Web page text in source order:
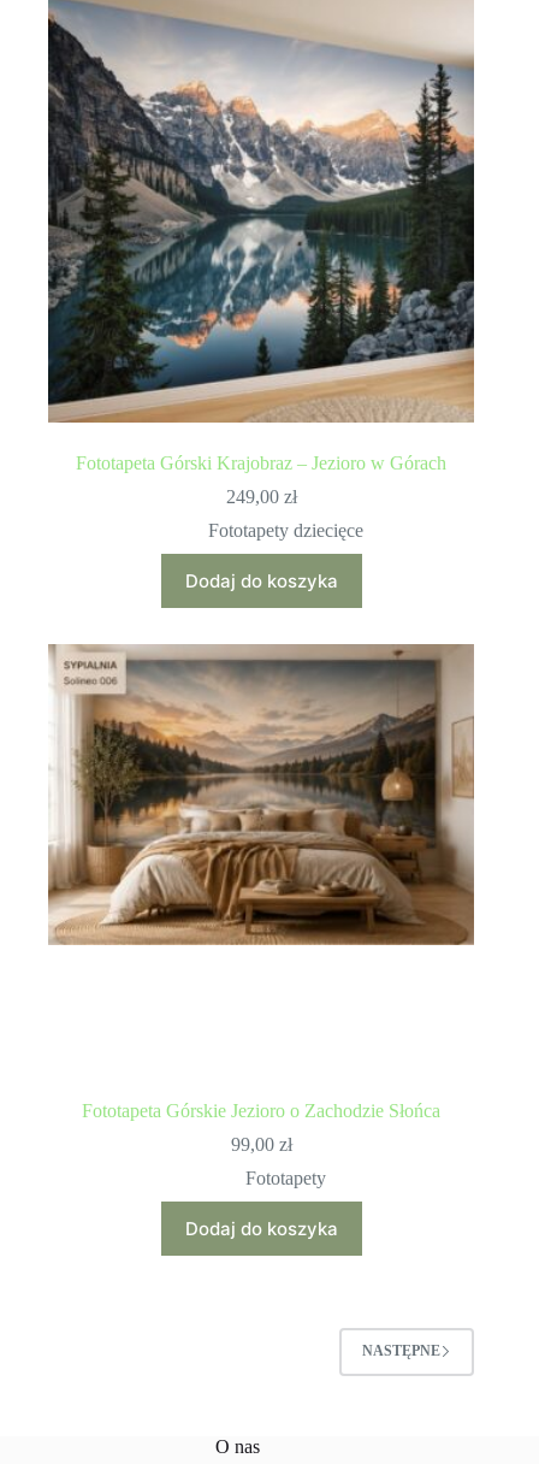
Fototapeta Górski Krajobraz – Jezioro w Górach
249,00 zł
Fototapety dziecięce
Dodaj do koszyka
Fototapeta Górskie Jezioro o Zachodzie Słońca
99,00 zł
Fototapety
Dodaj do koszyka
NASTĘPNE
O nas